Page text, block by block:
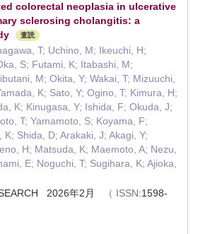
colorectal neoplasia in ulcerative
sclerosing cholangitis: a
査読
T; Uchino, M; Ikeuchi, H;
S; Futami, K; Itabashi, M;
M; Okita, Y; Wakai, T; Mizuuchi,
K; Sato, Y; Ogino, T; Kimura, H;
K; Kinugasa, Y; Ishida, F; Okuda, J;
T; Yamamoto, S; Koyama, F;
K; Shida, D; Arakaki, J; Akagi, Y;
H; Matsuda, K; Maemoto, A; Nezu,
E; Noguchi, T; Sugihara, K; Ajioka,
2026年2月
（ ISSN:1598-